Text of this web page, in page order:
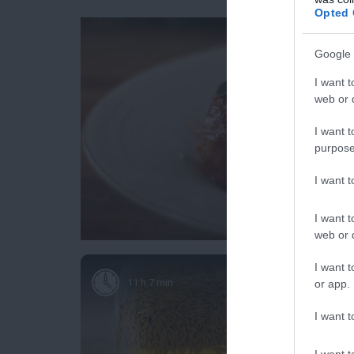
Opted
Google
I want
web or
I want
I want
I want
web or
I want
or app.
I want
11 h 7 min